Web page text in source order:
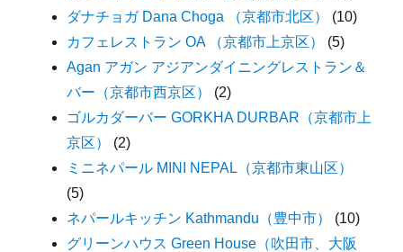
ダナチョガ Dana Choga （京都市北区）
(10)
カフェレストラン OA （京都市上京区）
(5)
Agan アガン アジアンダイニングレストラン＆
バー（京都市西京区）
(2)
ゴルカダーバー GORKHA DURBAR（京都市上
京区）
(2)
ミニネパール MINI NEPAL（京都市東山区）
(5)
ネパールキッチン Kathmandu（豊中市）
(10)
グリーンハウス Green House（吹田市、大阪